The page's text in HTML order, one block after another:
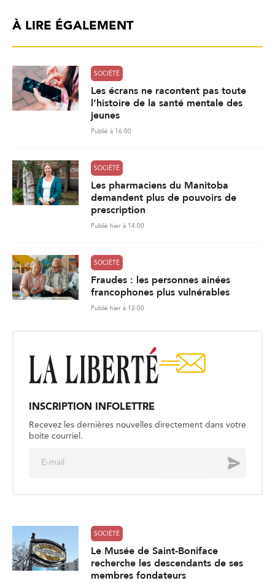
À LIRE ÉGALEMENT
SOCIÉTÉ
Les écrans ne racontent pas toute
l’histoire de la santé mentale des
jeunes
Publié à 16:00
SOCIÉTÉ
Les pharmaciens du Manitoba
demandent plus de pouvoirs de
prescription
Publié hier à 14:00
SOCIÉTÉ
Fraudes : les personnes ainées
francophones plus vulnérables
Publié hier à 12:00
INSCRIPTION INFOLETTRE
Recevez les dernières nouvelles directement dans votre
boite courriel.
Envoyer
SOCIÉTÉ
Le Musée de Saint-Boniface
recherche les descendants de ses
membres fondateurs